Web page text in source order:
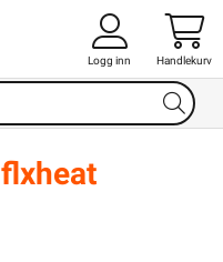
Logg inn Handlekurv
flxheat